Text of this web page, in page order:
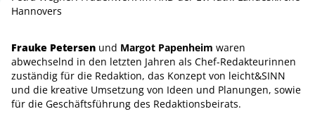
Hannovers
Frauke Petersen und Margot Papenheim waren
abwechselnd in den letzten Jahren als Chef-Redakteurinnen
zuständig für die Redaktion, das Konzept von leicht&SINN
und die kreative Umsetzung von Ideen und Planungen, sowie
für die Geschäftsführung des Redaktionsbeirats.